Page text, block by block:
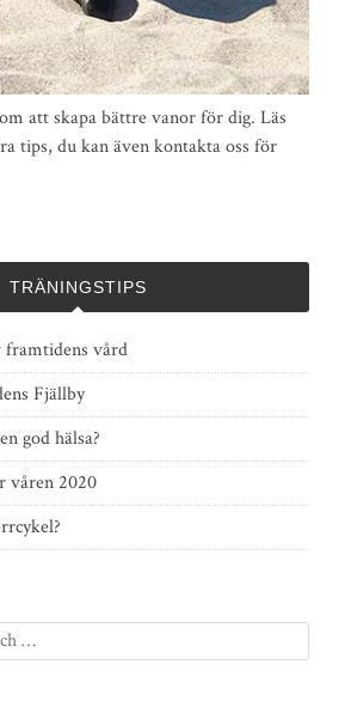
att skapa bättre vanor för dig. Läs
tips, du kan även kontakta oss för
TRÄNINGSTIPS
framtidens vård
Fjällby
god hälsa?
våren 2020